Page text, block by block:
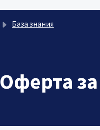
База знания
Оферта